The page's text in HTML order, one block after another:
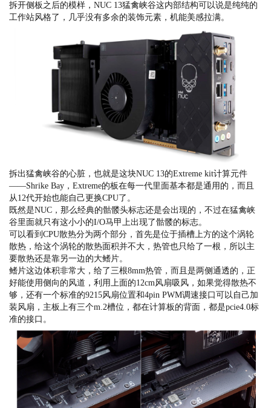
拆开侧板之后的模样，NUC 13猛禽峡谷这内部结构可以说是纯纯的
工作站风格了，几乎没有多余的装饰元素，机能美感拉满。
拆出猛禽峡谷的心脏，也就是这块NUC 13的Extreme kit计算元件
——Shrike Bay，Extreme的板在每一代里面基本都是通用的，而且
从12代开始也能自己更换CPU了。
既然是NUC，那么经典的骷髅头标志还是会出现的，不过在猛禽峡
谷里面就只有这小小的I/O马甲上出现了骷髅的标志。
可以看到CPU散热分为两个部分，首先是位于插槽上方的这个涡轮
散热，给这个涡轮的散热面积并不大，热管也只给了一根，所以主
要散热还是靠另一边的大鳍片。
鳍片这边体积非常大，给了三根8mm热管，而且是两侧通透的，正
好能使用侧向的风道，利用上面的12cm风扇吸风，如果觉得散热不
够，还有一个标准的9215风扇位置和4pin PWM调速接口可以自己加
装风扇，主板上有三个m.2槽位，都在计算板的背面，都是pcie4.0标
准的接口。